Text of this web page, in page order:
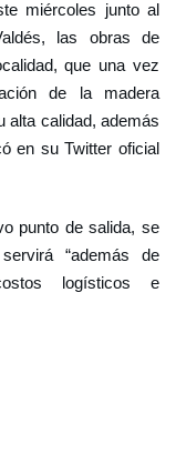
miércoles junto al
las obras de
que una vez
de la madera
alta calidad, además
en su Twitter oficial
punto de salida, se
“además de
logísticos e